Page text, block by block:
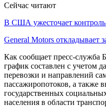
Сейчас читают
В США ужесточает контроль
General Motors откладывает
Как сообщает пресс-служба
график составлен с учетом
перевозки и направлений
пассажиропотоков, а также
государственных
населения в области